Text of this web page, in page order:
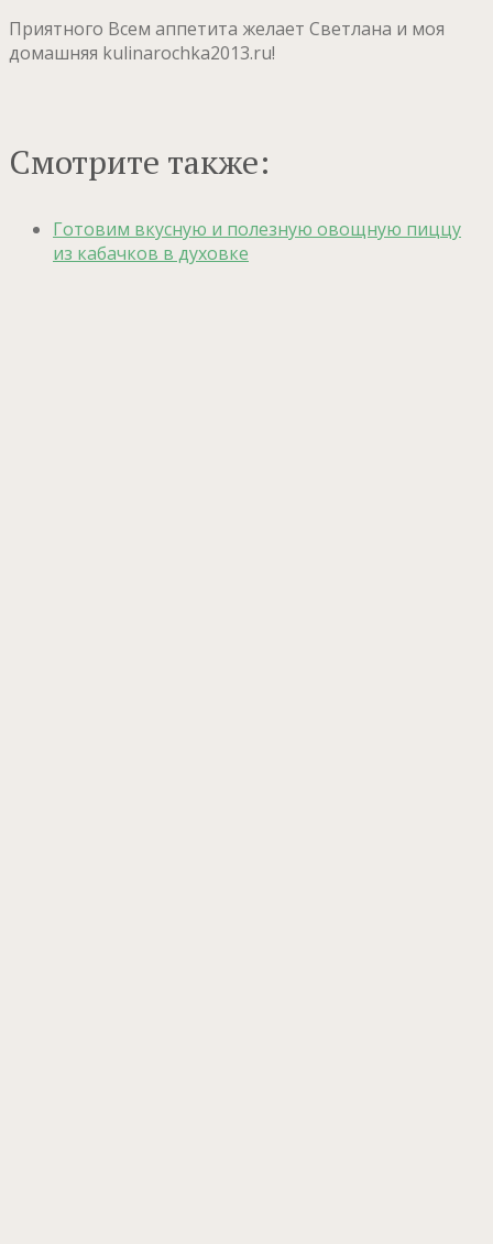
Приятного Всем аппетита желает Светлана и моя
домашняя kulinarochka2013.ru!
Смотрите также:
Готовим вкусную и полезную овощную пиццу
из кабачков в духовке